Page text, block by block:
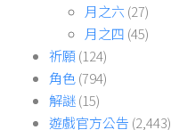
月之六 (27)
月之四 (45)
祈願(124)
角色(794)
解謎(15)
遊戲官方公告 (2,443)